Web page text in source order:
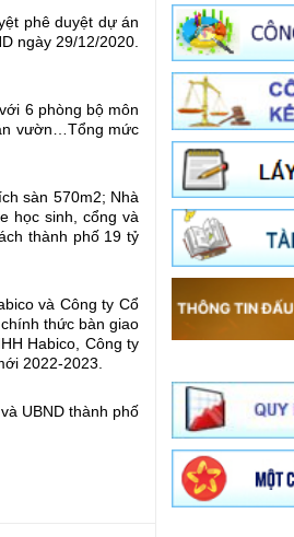
phê duyệt dự án
ngày 29/12/2020.
6 phòng bộ môn
vườn…Tổng mức
sàn 570m2; Nhà
học sinh, cổng và
thành phố 19 tỷ
và Công ty Cổ
thức bàn giao
Habico, Công ty
2022-2023.
UBND thành phố